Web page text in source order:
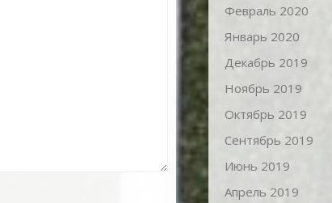
Февраль 2020
Январь 2020
Декабрь 2019
Ноябрь 2019
Октябрь 2019
Сентябрь 2019
Июнь 2019
Апрель 2019